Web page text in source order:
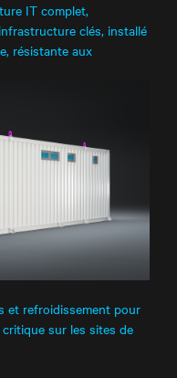
IT complet,
clés, installé
résistante aux
et refroidissement pour
sur les sites de